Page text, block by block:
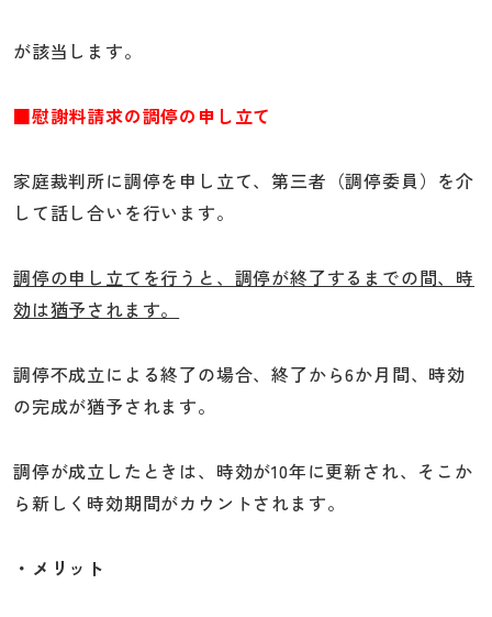
が該当します。
■慰謝料請求の調停の申し立て
家庭裁判所に調停を申し立て、第三者（調停委員）を介
して話し合いを行います。
調停の申し立てを行うと、調停が終了するまでの間、時
効は猶予されます。
調停不成立による終了の場合、終了から6か月間、時効
の完成が猶予されます。
調停が成立したときは、時効が10年に更新され、そこか
ら新しく時効期間がカウントされます。
・メリット